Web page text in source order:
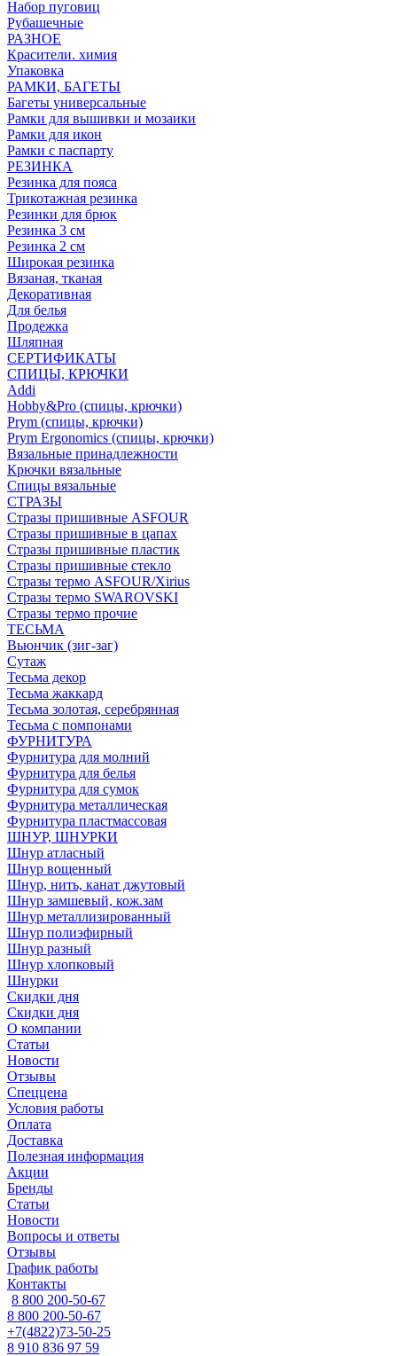
Набор пуговиц
Рубашечные
РАЗНОЕ
Красители. химия
Упаковка
РАМКИ, БАГЕТЫ
Багеты универсальные
Рамки для вышивки и мозаики
Рамки для икон
Рамки с паспарту
РЕЗИНКА
Резинка для пояса
Трикотажная резинка
Резинки для брюк
Резинка 3 см
Резинка 2 см
Широкая резинка
Вязаная, тканая
Декоративная
Для белья
Продежка
Шляпная
СЕРТИФИКАТЫ
СПИЦЫ, КРЮЧКИ
Addi
Hobby&Pro (спицы, крючки)
Prym (спицы, крючки)
Prym Ergonomics (спицы, крючки)
Вязальные принадлежности
Крючки вязальные
Спицы вязальные
СТРАЗЫ
Стразы пришивные ASFOUR
Стразы пришивные в цапах
Стразы пришивные пластик
Стразы пришивные стекло
Стразы термо ASFOUR/Xirius
Стразы термо SWAROVSKI
Стразы термо прочие
ТЕСЬМА
Вьюнчик (зиг-заг)
Сутаж
Тесьма декор
Тесьма жаккард
Тесьма золотая, серебрянная
Тесьма с помпонами
ФУРНИТУРА
Фурнитура для молний
Фурнитура для белья
Фурнитура для сумок
Фурнитура металлическая
Фурнитура пластмассовая
ШНУР, ШНУРКИ
Шнур атласный
Шнур вощенный
Шнур, нить, канат джутовый
Шнур замшевый, кож.зам
Шнур металлизированный
Шнур полиэфирный
Шнур разный
Шнур хлопковый
Шнурки
Скидки дня
Скидки дня
О компании
Статьи
Новости
Отзывы
Спеццена
Условия работы
Оплата
Доставка
Полезная информация
Акции
Бренды
Статьи
Новости
Вопросы и ответы
Отзывы
График работы
Контакты
8 800 200-50-67
8 800 200-50-67
+7(4822)73-50-25
8 910 836 97 59